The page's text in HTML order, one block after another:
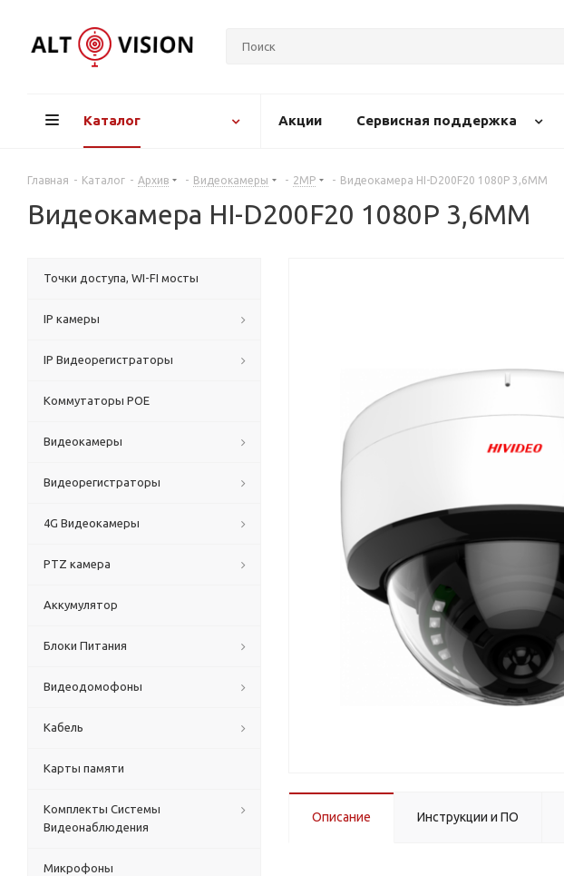
Каталог Акции Сервисная поддержка
Главная - Каталог - Архив - Видеокамеры - 2MP - Видеокамера HI-D200F20 1080P 3,6MM
Видеокамера HI-D200F20 1080P 3,6MM
Описание Инструкции и ПО
Точки доступа, WI-FI мосты
IP камеры
IP Видеорегистраторы
Коммутаторы POE
Видеокамеры
Видеорегистраторы
4G Видеокамеры
PTZ камера
Аккумулятор
Блоки Питания
Видеодомофоны
Кабель
Карты памяти
Комплекты Системы
Видеонаблюдения
Микрофоны